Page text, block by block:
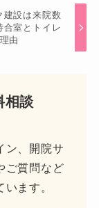
建設は来院数
合室とトイレ
由
相談
ン、開院サ
ご質問など
ます。